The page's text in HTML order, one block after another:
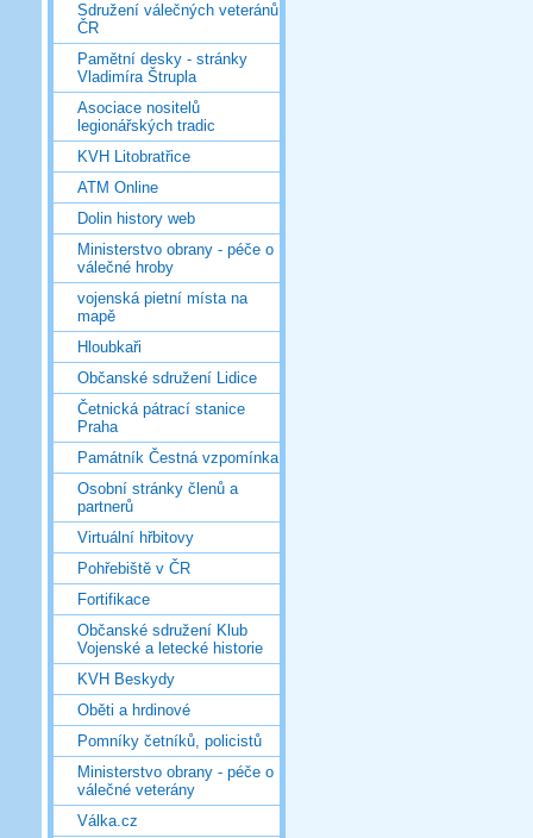
Sdružení válečných veteránů
ČR
Pamětní desky - stránky
Vladimíra Štrupla
Asociace nositelů
legionářských tradic
KVH Litobratřice
ATM Online
Dolin history web
Ministerstvo obrany - péče o
válečné hroby
vojenská pietní místa na
mapě
Hloubkaři
Občanské sdružení Lidice
Četnická pátrací stanice
Praha
Památník Čestná vzpomínka
Osobní stránky členů a
partnerů
Virtuální hřbitovy
Pohřebiště v ČR
Fortifikace
Občanské sdružení Klub
Vojenské a letecké historie
KVH Beskydy
Oběti a hrdinové
Pomníky četníků, policistů
Ministerstvo obrany - péče o
válečné veterány
Válka.cz